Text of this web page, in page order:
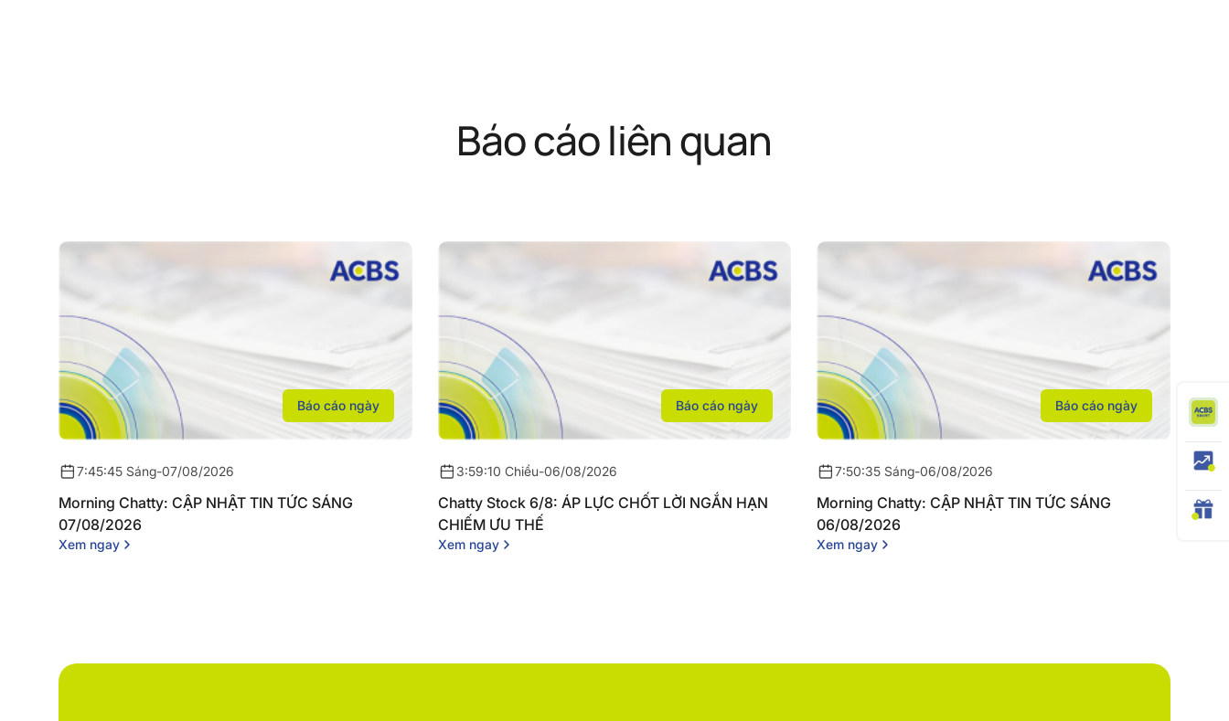
Báo cáo liên quan
Báo cáo ngày
7:45:45 Sáng-07/08/2026
Morning Chatty: CẬP NHẬT TIN TỨC SÁNG
07/08/2026
Xem ngay
Báo cáo ngày
3:59:10 Chiều-06/08/2026
Chatty Stock 6/8: ÁP LỰC CHỐT LỜI NGẮN HẠN
CHIẾM ƯU THẾ
Xem ngay
Báo cáo ngày
7:50:35 Sáng-06/08/2026
Morning Chatty: CẬP NHẬT TIN TỨC SÁNG
06/08/2026
Xem ngay